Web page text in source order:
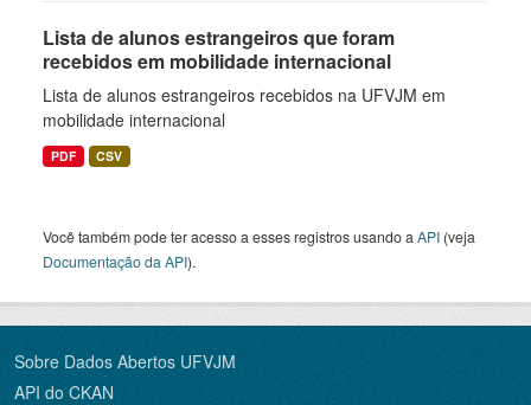
Lista de alunos estrangeiros que foram
recebidos em mobilidade internacional
Lista de alunos estrangeiros recebidos na UFVJM em
mobilidade internacional
PDF CSV
Você também pode ter acesso a esses registros usando a API (veja
Documentação da API).
Sobre Dados Abertos UFVJM
API do CKAN